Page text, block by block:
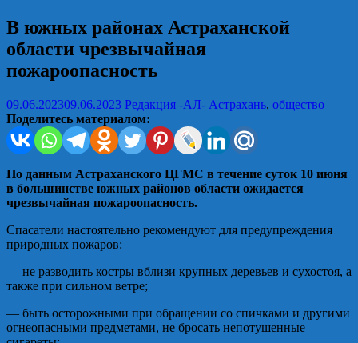
В южных районах Астраханской
области чрезвычайная
пожароопасность
09.06.202309.06.2023 Редакция -АЛ- Астрахань, общество
Поделитесь материалом:
По данным Астраханского ЦГМС в течение суток 10 июня
в большинстве южных районов области ожидается
чрезвычайная пожароопасность.
Спасатели настоятельно рекомендуют для предупреждения
природных пожаров:
— не разводить костры вблизи крупных деревьев и сухостоя, а
также при сильном ветре;
— быть осторожными при обращении со спичками и другими
огнеопасными предметами, не бросать непотушенные